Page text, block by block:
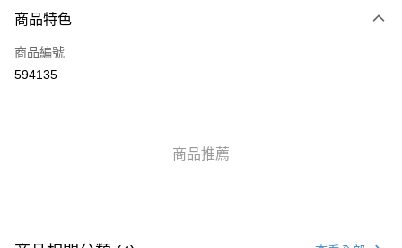
信用卡
Apple Pay
商品特色
商品編號
594135
商品推薦